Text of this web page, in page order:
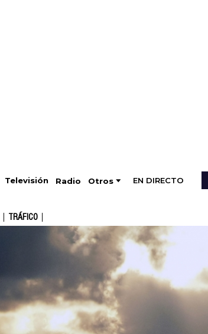
Televisión Radio Otros EN DIRECTO
TRÁFICO